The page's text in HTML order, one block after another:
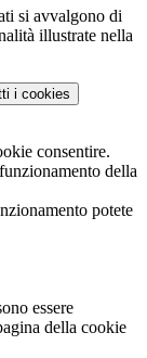
si avvalgono di
illustrate nella
i cookies
consentire.
della
potete
essere
della cookie